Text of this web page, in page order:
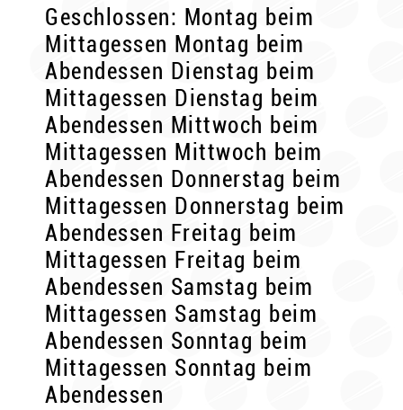
Geschlossen: Montag beim
Mittagessen Montag beim
Abendessen Dienstag beim
Mittagessen Dienstag beim
Abendessen Mittwoch beim
Mittagessen Mittwoch beim
Abendessen Donnerstag beim
Mittagessen Donnerstag beim
Abendessen Freitag beim
Mittagessen Freitag beim
Abendessen Samstag beim
Mittagessen Samstag beim
Abendessen Sonntag beim
Mittagessen Sonntag beim
Abendessen